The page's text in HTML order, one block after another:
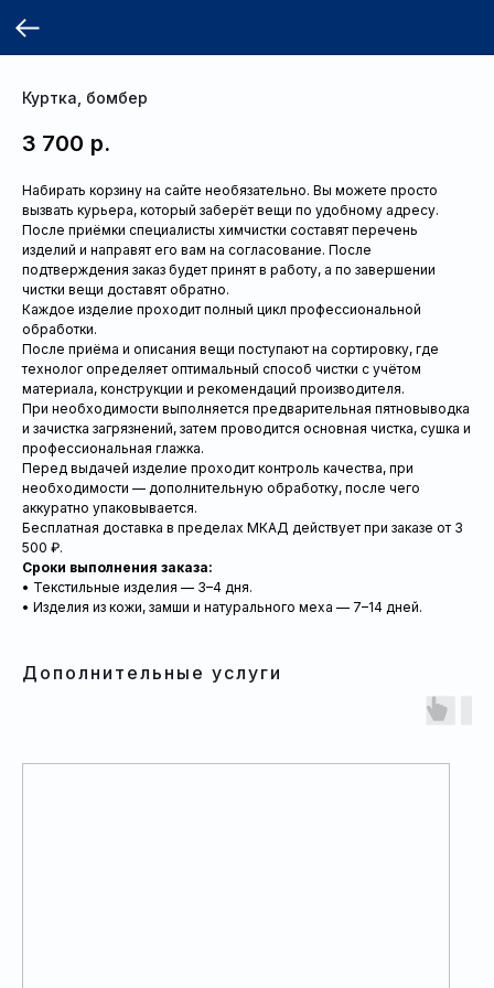
Куртка, бомбер
3 700 р.
Набирать корзину на сайте необязательно. Вы можете просто
вызвать курьера, который заберёт вещи по удобному адресу.
После приёмки специалисты химчистки составят перечень
изделий и направят его вам на согласование. После
подтверждения заказ будет принят в работу, а по завершении
чистки вещи доставят обратно.
Каждое изделие проходит полный цикл профессиональной
обработки.
После приёма и описания вещи поступают на сортировку, где
технолог определяет оптимальный способ чистки с учётом
материала, конструкции и рекомендаций производителя.
При необходимости выполняется предварительная пятновыводка
и зачистка загрязнений, затем проводится основная чистка, сушка и
профессиональная глажка.
Перед выдачей изделие проходит контроль качества, при
необходимости — дополнительную обработку, после чего
аккуратно упаковывается.
Бесплатная доставка в пределах МКАД действует при заказе от 3
500 ₽.
Сроки выполнения заказа:
• Текстильные изделия — 3–4 дня.
• Изделия из кожи, замши и натурального меха — 7–14 дней.
Дополнительные услуги